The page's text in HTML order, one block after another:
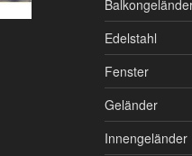
Edelstahl
Fenster
Geländer
Innengeländer